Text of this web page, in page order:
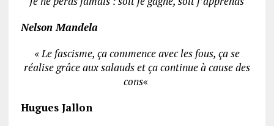
Nelson Mandela
« Le fascisme, ça commence avec les fous, ça se
réalise grâce aux salauds et ça continue à cause des
cons«
Hugues Jallon